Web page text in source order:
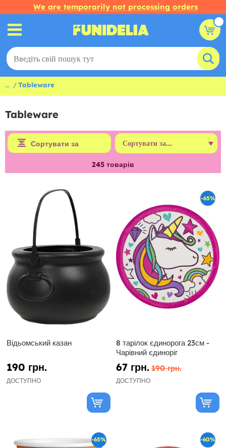
We are temporarily not processing orders
... Tableware
Tableware
Сортувати за
245 товарів
Відьомський казан
190 грн.
ДОСТУПНО
-65%
8 тарілок єдинорога 23см -
Чарівний єдиноріг
67 грн. 190 грн.
ДОСТУПНО
-65% -60%